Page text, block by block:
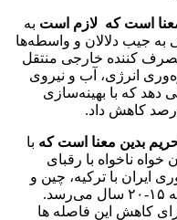
است که لازم است به
به جیب دلالان و واسطه‌ها
کننده خارجی منتقل
انرژی، آب و نیروی
دهد که با بهینه‌سازی
بدین معنا است که با
ناخواه با رقبای
ایران با ترکیه، چین و
حتی همسایگان عربی در برخی صنایع به ۱۵-۲۰ سال می‌رسد.
کاهش این فاصله ها